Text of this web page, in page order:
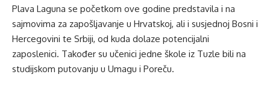
Plava Laguna se početkom ove godine predstavila i na
sajmovima za zapošljavanje u Hrvatskoj, ali i susjednoj Bosni i
Hercegovini te Srbiji, od kuda dolaze potencijalni
zaposlenici. Također su učenici jedne škole iz Tuzle bili na
studijskom putovanju u Umagu i Poreču.